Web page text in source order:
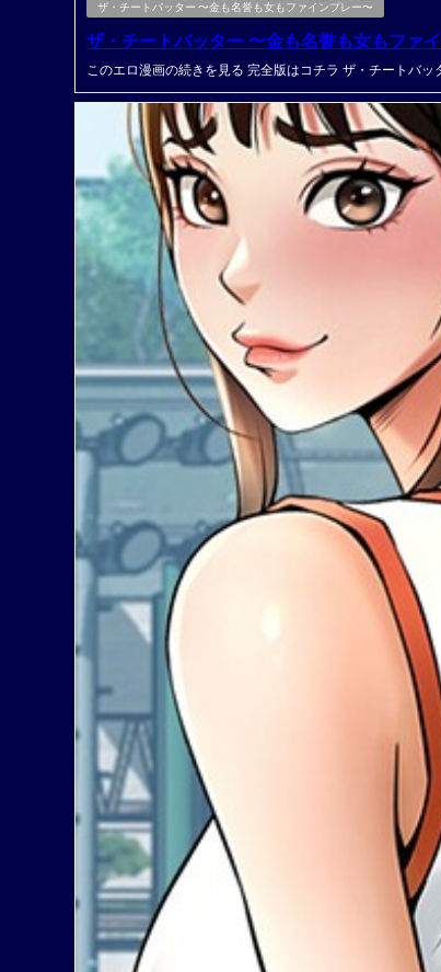
ザ・チートバッター 〜金も名誉も女もファインプレー〜
ザ・チートバッター 〜金も名誉も女もファ
このエロ漫画の続きを見る 完全版はコチラ ザ・チートバッ